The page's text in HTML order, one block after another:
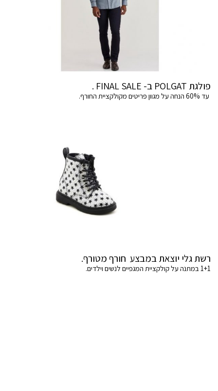
פולגת POLGAT ב- FINAL SALE .
עד 60% הנחה על מגוון פריטים מקולקציית החורף.
רשת גלי יוצאת במבצע חורף מטורף.
1+1 במתנה על קולקציית המגפיים לנשים וילדים.